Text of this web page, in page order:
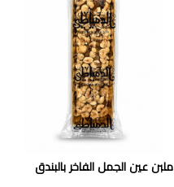
ملبن عين الجمل الفاخر بالبندق